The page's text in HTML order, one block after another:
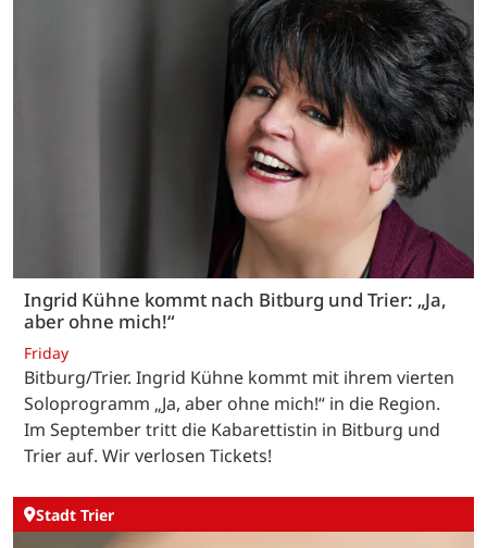
Ingrid Kühne kommt nach Bitburg und Trier: „Ja,
aber ohne mich!“
Friday
Bitburg/Trier. Ingrid Kühne kommt mit ihrem vierten
Soloprogramm „Ja, aber ohne mich!“ in die Region.
Im September tritt die Kabarettistin in Bitburg und
Trier auf. Wir verlosen Tickets!
Stadt Trier